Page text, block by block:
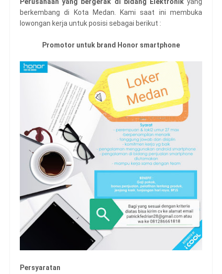
berkembang di Kota Medan. Kami saat ini membuka
lowongan kerja untuk posisi sebagai berikut :
Promotor untuk brand Honor smartphone
Persyaratan